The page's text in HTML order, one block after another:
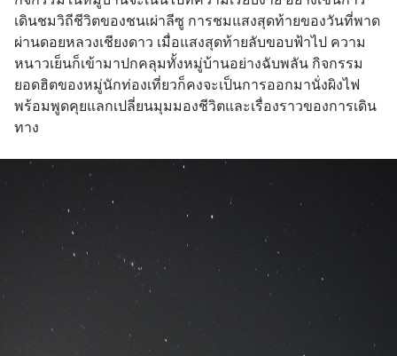
50% ค่าธรรมเนียมซื้อ | ยอด 2
ล้านบาทขึ้นไป ฟรีค่าธรร
เดินชมวิถีชีวิตของชนเผ่าลีซู การชมแสงสุดท้ายของวันที่พาด
ผ่านดอยหลวงเชียงดาว เมื่อแสงสุดท้ายลับขอบฟ้าไป ความ
หนาวเย็นก็เข้ามาปกคลุมทั้งหมู่บ้านอย่างฉับพลัน กิจกรรม
ยอดฮิตของหมู่นักท่องเที่ยวก็คงจะเป็นการออกมานั่งผิงไฟ
พร้อมพูดคุยแลกเปลี่ยนมุมมองชีวิตและเรื่องราวของการเดิน
ทาง